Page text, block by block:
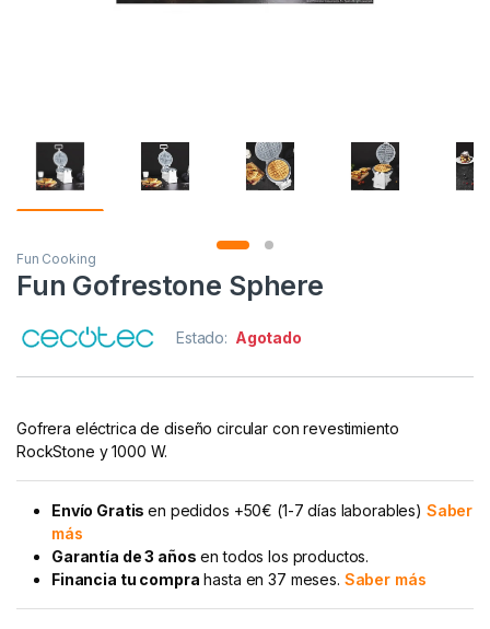
Fun Cooking
Fun Gofrestone Sphere
Estado: Agotado
Gofrera eléctrica de diseño circular con revestimiento
RockStone y 1000 W.
Envío Gratisen pedidos +50€ (1-7 días laborables) Saber
más
Garantía de 3 años en todos los productos.
Financia tu compra hasta en 37 meses. Saber más